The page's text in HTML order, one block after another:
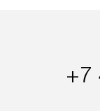
со статусом
быть
интересен+7